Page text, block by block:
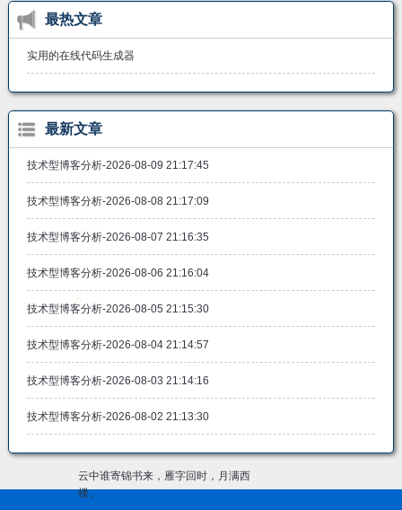
最热文章
实用的在线代码生成器
最新文章
技术型博客分析-2026-08-09 21:17:45
技术型博客分析-2026-08-08 21:17:09
技术型博客分析-2026-08-07 21:16:35
技术型博客分析-2026-08-06 21:16:04
技术型博客分析-2026-08-05 21:15:30
技术型博客分析-2026-08-04 21:14:57
技术型博客分析-2026-08-03 21:14:16
技术型博客分析-2026-08-02 21:13:30
云中谁寄锦书来，雁字回时，月满西
楼。